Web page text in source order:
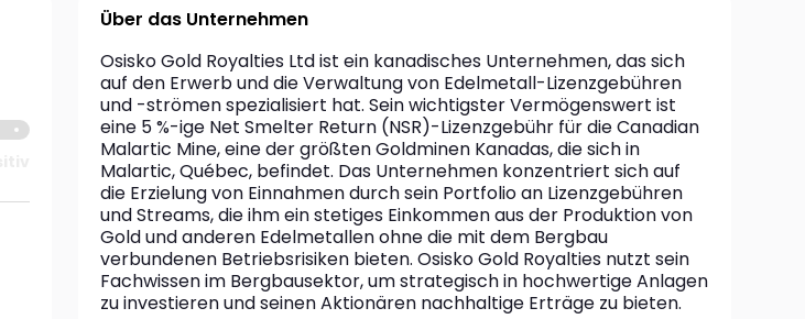
Über das Unternehmen
Osisko Gold Royalties Ltd ist ein kanadisches Unternehmen, das sich
auf den Erwerb und die Verwaltung von Edelmetall-Lizenzgebühren
und -strömen spezialisiert hat. Sein wichtigster Vermögenswert ist
eine 5 %-ige Net Smelter Return (NSR)-Lizenzgebühr für die Canadian
Malartic Mine, eine der größten Goldminen Kanadas, die sich in
Malartic, Québec, befindet. Das Unternehmen konzentriert sich auf
die Erzielung von Einnahmen durch sein Portfolio an Lizenzgebühren
und Streams, die ihm ein stetiges Einkommen aus der Produktion von
Gold und anderen Edelmetallen ohne die mit dem Bergbau
verbundenen Betriebsrisiken bieten. Osisko Gold Royalties nutzt sein
Fachwissen im Bergbausektor, um strategisch in hochwertige Anlagen
zu investieren und seinen Aktionären nachhaltige Erträge zu bieten.